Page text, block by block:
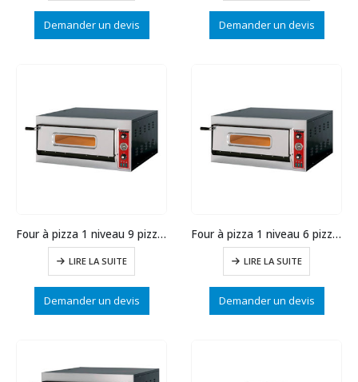
Demander un devis Demander un devis
Four à pizza 1 niveau 9 pizzas
LIRE LA SUITE
Demander un devis
Four à pizza 1 niveau 6 pizzas
LIRE LA SUITE
Demander un devis